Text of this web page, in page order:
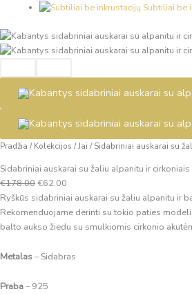
Subtiliai be
Pradžia / Kolekcijos /Jai /Sidabriniai auskarai su
Sidabriniai auskarai su žaliu alpanitu ir cirkoniais
€178.00
Original
price
€178.00.
€62.00
Current
price
€62.00.
Ryškūs sidabriniai auskarai su žaliu alpanitu ir
Rekomenduojame derinti su tokio paties
balto aukso žiedu su smulkiomis cirkonio
Metalas– Sidabras
Praba– 925
produkto
kiekis:
auskarai
žaliu
alpanitu
ir
cirkoniais